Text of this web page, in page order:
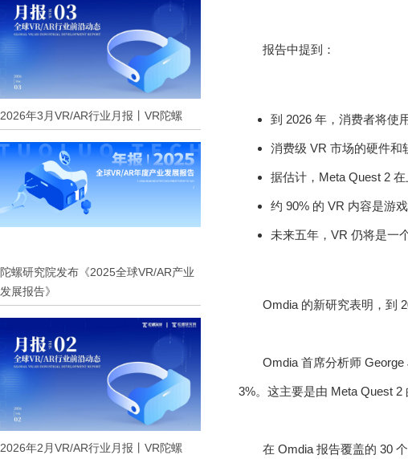
2026年3月VR/AR行业月报丨VR陀螺
陀螺研究院发布《2025全球VR/AR产业
发展报告》
2026年2月VR/AR行业月报丨VR陀螺
报告中提到：
到 2026 年，消费者将使
消费级 VR 市场的硬件和
据估计，Meta Quest 2
约 90% 的 VR 内容是游戏
未来五年，VR 仍将是一
Omdia 的新研究表明，到
Omdia 首席分析师
3%。这主要是由 Meta Quest
在 Omdia 报告覆盖的 30